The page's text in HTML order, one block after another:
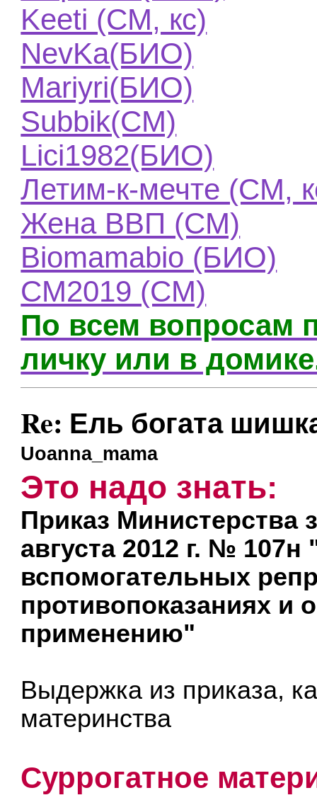
Keeti (СМ, кс)
NevKa(БИО)
Mariyri(БИО)
Subbik(СМ)
Lici1982(БИО)
Летим-к-мечте (СМ,
Жена ВВП (СМ)
Biomamabio (БИО)
СМ2019 (СМ)
По всем вопросам
личку или в
Re: Ель богата
Uoanna_mama
Это надо знать:
Приказ Министерства
августа 2012 г. №
вспомогательных
противопоказаниях и
применению"
Выдержка из приказа,
материнства
Суррогатное